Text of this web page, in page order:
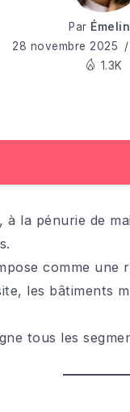
Par
28 novembre 2025
1.3K
la pénurie de
comme une
les bâtiments
tous les